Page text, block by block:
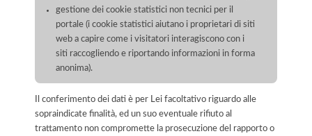
gestione dei cookie statistici non tecnici per il
portale (i cookie statistici aiutano i proprietari di siti
web a capire come i visitatori interagiscono con i
siti raccogliendo e riportando informazioni in forma
anonima).
Il conferimento dei dati è per Lei facoltativo riguardo alle
sopraindicate finalità, ed un suo eventuale rifiuto al
trattamento non compromette la prosecuzione del rapporto o